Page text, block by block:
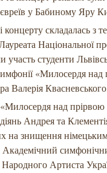
євреїв у Бабиному Яру
концерту складалась з
Національної
участь студенти
«Милосердя над
Валерія
над
Андрея та
на знищення
Артиста